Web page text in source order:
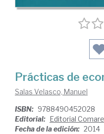
Prácticas de
Salas Velasco, Manuel
ISBN: 9788490452028
Editorial: Editorial
Fecha de la edición: 2014